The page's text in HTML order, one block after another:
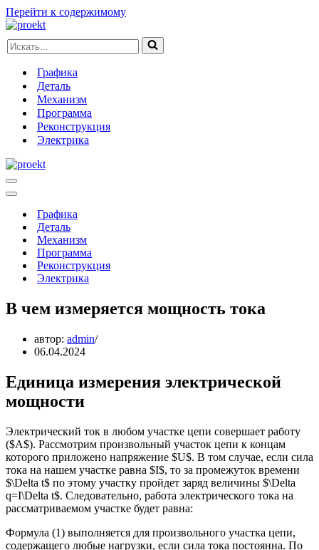
Перейти к содержимому
Искать...
Графика
Деталь
Механизм
Программа
Реконструкция
Электрика
Меню
навигации
Меню
навигацииГрафика
Деталь
Механизм
Программа
Реконструкция
Электрика
В чем измеряется мощность тока
автор: admin
06.04.2024
Единица измерения электрической
мощности
Электрический ток в любом участке цепи совершает работу
($A$). Рассмотрим произвольный участок цепи к концам
которого приложено напряжение $U$. В том случае, если сила
тока на нашем участке равна $I$, то за промежуток времени
$\Delta t$ по этому участку пройдет заряд величины $\Delta
q=I\Delta t$. Следовательно, работа электрического тока на
рассматриваемом участке будет равна:
Формула (1) выполняется для произвольного участка цепи,
содержащего любые нагрузки, если сила тока постоянна. По